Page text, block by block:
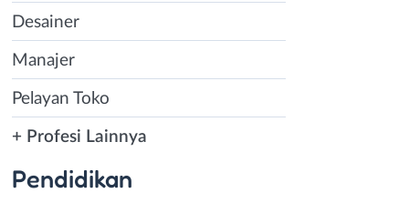
Desainer
Manajer
Pelayan Toko
+ Profesi Lainnya
Pendidikan